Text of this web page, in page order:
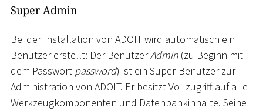
Super Admin
Bei der Installation von ADOIT wird automatisch ein
Benutzer erstellt: Der BenutzerAdmin (zu Beginn mit
dem Passwort password) ist ein Super-Benutzer zur
Administration von ADOIT. Er besitzt Vollzugriff auf alle
Werkzeugkomponenten und Datenbankinhalte. Seine